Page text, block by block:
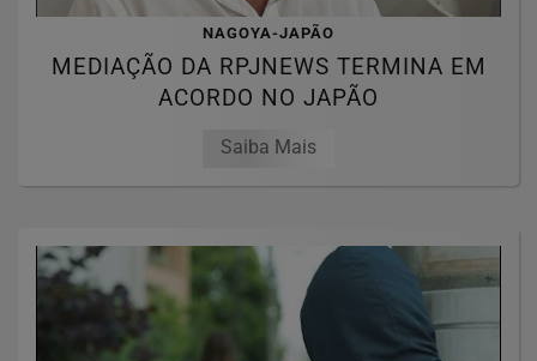
NAGOYA-JAPÃO
MEDIAÇÃO DA RPJNEWS TERMINA EM
ACORDO NO JAPÃO
Saiba Mais